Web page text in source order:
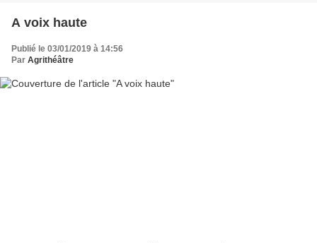
A voix haute
Publié le 03/01/2019 à 14:56
Par Agrithéâtre